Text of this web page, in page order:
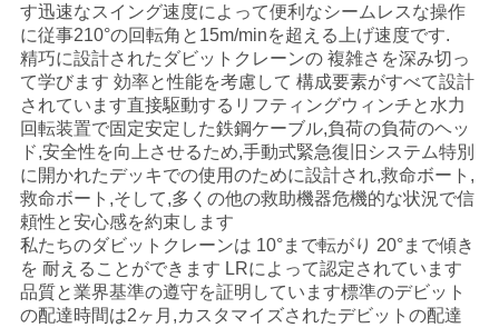
ニ
ュ
ー
ス
事
件
す迅速なスイング速度によって便利なシームレスな操作
に従事210°の回転角と15m/minを超える上げ速度です.
精巧に設計されたダビットクレーンの 複雑さを深み切っ
て学びます 効率と性能を考慮して 構成要素がすべて設計
されています直接駆動するリフティングウィンチと水力
回転装置で固定安定した鉄鋼ケーブル,負荷の負荷のヘッ
ド,安全性を向上させるため,手動式緊急復旧システム特別
に開かれたデッキでの使用のために設計され,救命ボート,
救命ボート,そして,多くの他の救助機器危機的な状況で信
頼性と安心感を約束します
私たちのダビットクレーンは 10°まで転がり 20°まで傾き
を 耐えることができます LRによって認定されています
品質と業界基準の遵守を証明しています標準のデビット
の配達時間は2ヶ月,カスタマイズされたデビットの配達